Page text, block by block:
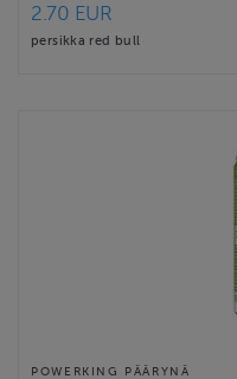
2.70 EUR
persikka red bull
POWERKING PÄÄRYNÄ